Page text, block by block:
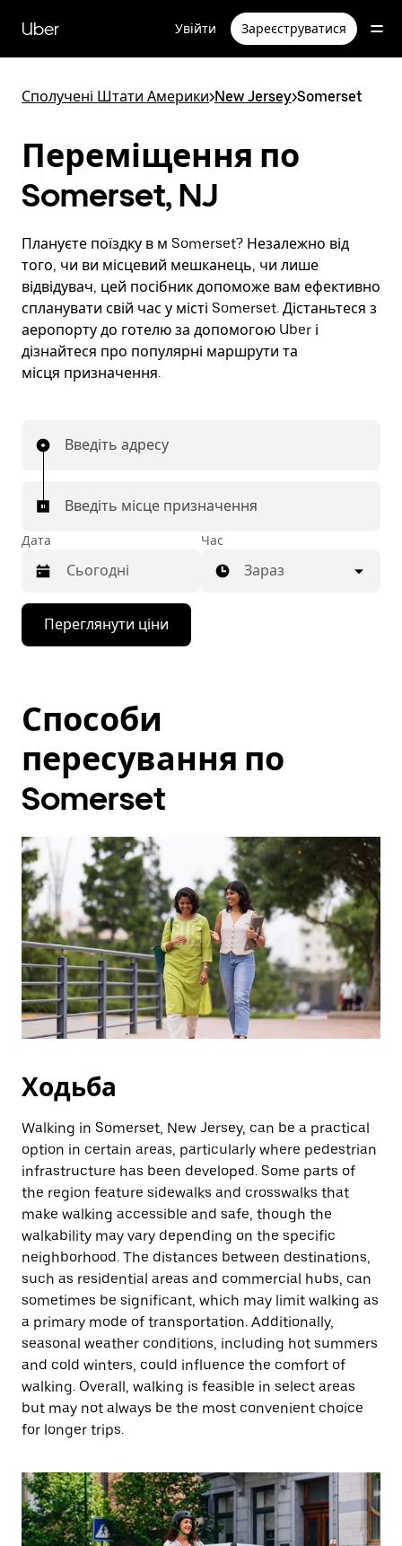
основного
вмісту
Uber Увійти Зареєструватися
Сполучені Штати Америки>New Jersey>Somerset
Переміщення по
Somerset, NJ
Плануєте поїздку в м Somerset? Незалежно від
того, чи ви місцевий мешканець, чи лише
відвідувач, цей посібник допоможе вам ефективно
спланувати свій час у місті Somerset. Дістаньтеся з
аеропорту до готелю за допомогою Uber і
дізнайтеся про популярні маршрути та
місця призначення.
Введіть адресу
Введіть місце призначення
Дата
Натисніть
клавішу
зі
відкрити
календар
вибрати
Щоб
закрити
натисніть
клавішу
ESC.
Час
Зараз
Переглянути ціни
Способи
пересування по
Somerset
Ходьба
Walking in Somerset, New Jersey, can be a practical
option in certain areas, particularly where pedestrian
infrastructure has been developed. Some parts of
the region feature sidewalks and crosswalks that
make walking accessible and safe, though the
walkability may vary depending on the specific
neighborhood. The distances between destinations,
such as residential areas and commercial hubs, can
sometimes be significant, which may limit walking as
a primary mode of transportation. Additionally,
seasonal weather conditions, including hot summers
and cold winters, could influence the comfort of
walking. Overall, walking is feasible in select areas
but may not always be the most convenient choice
for longer trips.